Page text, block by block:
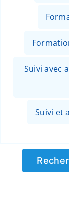
Suivi avec
Suivi et